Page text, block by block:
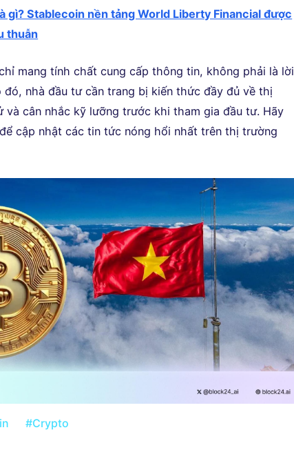
gì? Stablecoin nền tảng World Liberty Financial được
thuẫn
mang tính chất cung cấp thông tin, không phải là lời
đó, nhà đầu tư cần trang bị kiến thức đầy đủ về thị
và cân nhắc kỹ lưỡng trước khi tham gia đầu tư. Hãy
cập nhật các tin tức nóng hổi nhất trên thị trường
#Crypto